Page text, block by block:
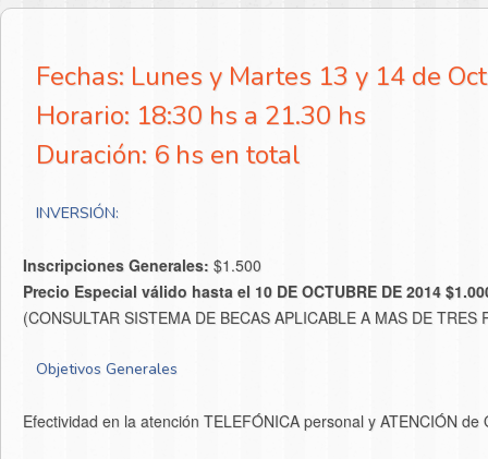
Fechas: Lunes y Martes 13 y 14 de
Horario: 18:30 hs a 21.30 hs
Duración: 6 hs en total
INVERSIÓN:
Inscripciones Generales: $1.500
Precio Especial válido hasta el 10 DE OCTUBRE DE 2014
(CONSULTAR SISTEMA DE BECAS APLICABLE A MAS DE TRES
Objetivos Generales
Efectividad en la atención TELEFÓNICA personal y ATENCIÓN